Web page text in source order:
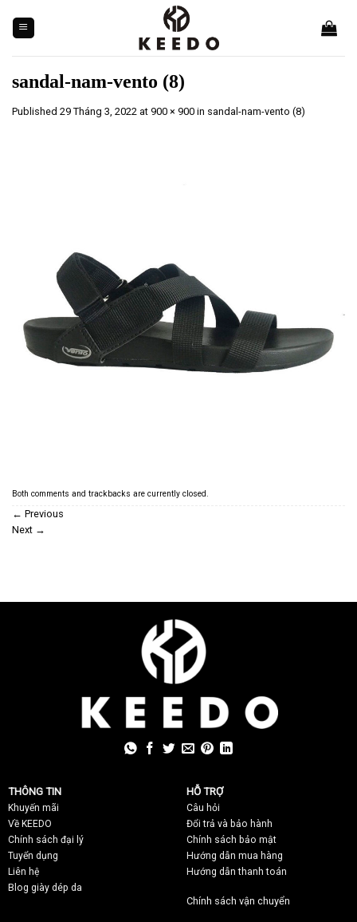
content
sandal-nam-vento (8)
Published 29 Tháng 3, 2022 at 900 × 900 in sandal-nam-vento (8)
Both comments and trackbacks are currently closed.
← Previous
Next →
THÔNG TIN
Khuyến mãi
Về KEEDO
Chính sách đại lý
Tuyển dụng
Liên hệ
Blog giày dép da
HỖ TRỢ
Câu hỏi
Đổi trả và bảo hành
Chính sách bảo mật
Hướng dẫn mua hàng
Hướng dẫn thanh toán
Chính sách vận chuyển